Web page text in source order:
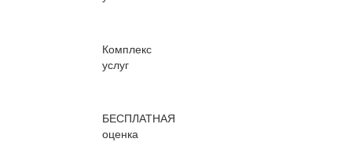
Комплекс
услуг
БЕСПЛАТНАЯ
оценка